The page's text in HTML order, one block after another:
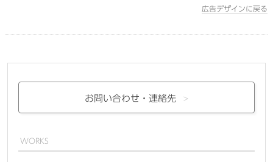
広告デザインに戻る
お問い合わせ・ 連絡先
WORKS